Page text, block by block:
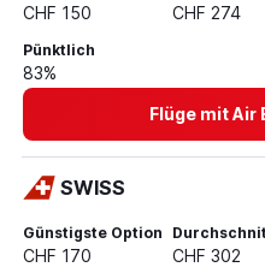
CHF 150 CHF 274
Pünktlich
83%
Flüge mit Air
SWISS
Günstigste Option
CHF 170 CHF 302